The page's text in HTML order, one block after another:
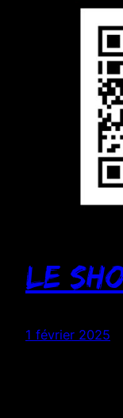
LE
1 février 2025